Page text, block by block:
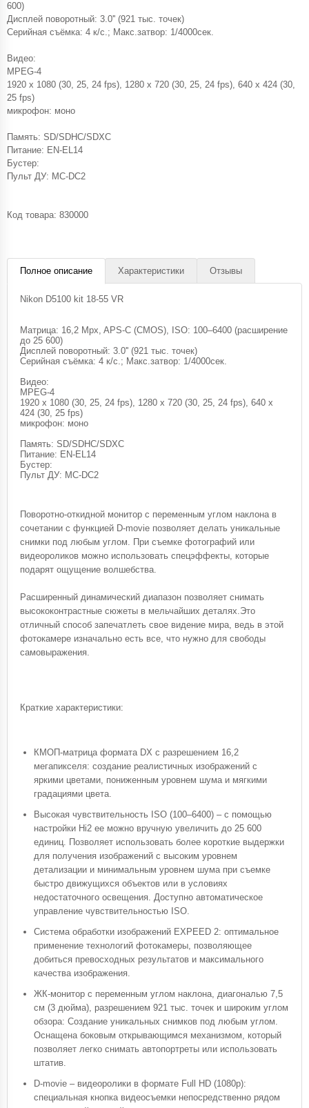
600)
Дисплей поворотный: 3.0'' (921 тыс. точек)
Серийная съёмка: 4 к/с.; Макс.затвор: 1/4000сек.
Видео:
MPEG-4
1920 x 1080 (30, 25, 24 fps), 1280 x 720 (30, 25, 24 fps), 640 x 424 (30,
25 fps)
микрофон: моно
Память: SD/SDHC/SDXC
Питание: EN-EL14
Бустер:
Пульт ДУ: MC-DC2
Код товара: 830000
Полное описание Характеристики Отзывы
Nikon D5100 kit 18-55 VR
Матрица: 16,2 Mpx, APS-C (CMOS), ISO: 100–6400 (расширение
до 25 600)
Дисплей поворотный: 3.0'' (921 тыс. точек)
Серийная съёмка: 4 к/с.; Макс.затвор: 1/4000сек.
Видео:
MPEG-4
1920 x 1080 (30, 25, 24 fps), 1280 x 720 (30, 25, 24 fps), 640 x
424 (30, 25 fps)
микрофон: моно
Память: SD/SDHC/SDXC
Питание: EN-EL14
Бустер:
Пульт ДУ: MC-DC2
Поворотно-откидной монитор с переменным углом наклона в
сочетании с функцией D-movie позволяет делать уникальные
снимки под любым углом. При съемке фотографий или
видеороликов можно использовать спецэффекты, которые
подарят ощущение волшебства.
Расширенный динамический диапазон позволяет снимать
высококонтрастные сюжеты в мельчайших деталях.Это
отличный способ запечатлеть свое видение мира, ведь в этой
фотокамере изначально есть все, что нужно для свободы
самовыражения.
Краткие характеристики:
КМОП-матрица формата DX с разрешением 16,2
мегапикселя: создание реалистичных изображений с
яркими цветами, пониженным уровнем шума и мягкими
градациями цвета.
Высокая чувствительность ISO (100–6400) – с помощью
настройки Hi2 ее можно вручную увеличить до 25 600
единиц. Позволяет использовать более короткие выдержки
для получения изображений с высоким уровнем
детализации и минимальным уровнем шума при съемке
быстро движущихся объектов или в условиях
недостаточного освещения. Доступно автоматическое
управление чувствительностью ISO.
Система обработки изображений EXPEED 2: оптимальное
применение технологий фотокамеры, позволяющее
добиться превосходных результатов и максимального
качества изображения.
ЖК-монитор с переменным углом наклона, диагональю 7,5
см (3 дюйма), разрешением 921 тыс. точек и широким углом
обзора: Создание уникальных снимков под любым углом.
Оснащена боковым открывающимся механизмом, который
позволяет легко снимать автопортреты или использовать
штатив.
D-movie – видеоролики в формате Full HD (1080p):
специальная кнопка видеосъемки непосредственно рядом